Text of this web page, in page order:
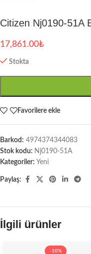
Citizen Nj0190-51A
17,861.00₺
Stokta
Favorilere ekle
Barkod: 4974374344083
Stok kodu: Nj0190-51A
Kategoriler: Yeni
Paylaş:
İlgili ürünler
-10%